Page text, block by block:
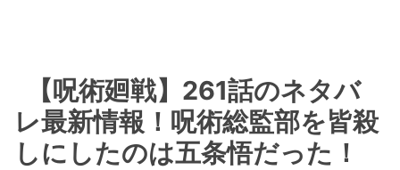
【呪術廻戦】261話のネタバ
レ最新情報！呪術総監部を皆殺
しにしたのは五条悟だった！